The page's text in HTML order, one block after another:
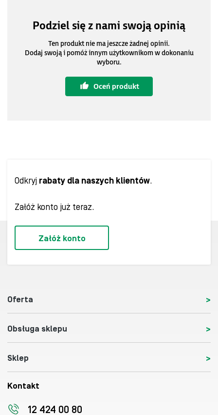
Podziel się z nami swoją opinią
Ten produkt nie ma jeszcze żadnej opinii.
Dodaj swoją i pomóż innym użytkownikom w dokonaniu
wyboru.
Oceń produkt
Odkryj rabaty dla naszych klientów.
Załóż konto już teraz.
Załóż konto
Oferta
Obsługa sklepu
Sklep
Kontakt
12 424 00 80